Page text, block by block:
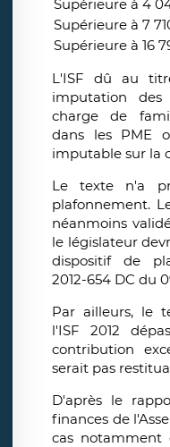
Supérieure à 4
Supérieure à 7
Supérieure à 16
L'ISF dû au
imputation
charge de
dans les PME
imputable sur la
Le texte n'a
plafonnement.
néanmoins
le législateur
dispositif de
2012-654 DC du
Par ailleurs, le
l'ISF 2012
contribution
serait pas
D'après le
finances de
cas notamment